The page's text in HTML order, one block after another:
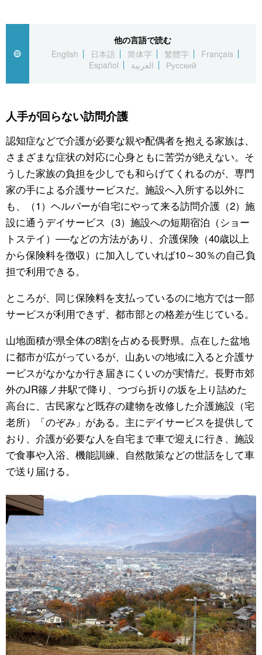
公式SNS
他の言語で読む
English
日本語 简体字 繁體字
Français
Español
العربية Русский
人手が回らない訪問介護
認知症などで介護が必要な親や配偶者を抱える家族は、
さまざまな症状の対応に心身ともに苦労が絶えない。そ
うした家族の負担を少しでも和らげてくれるのが、専門
家の手による介護サービスだ。施設へ入所する以外に
も、（1）ヘルパーが自宅にやって来る訪問介護（2）施
設に通うデイサービス（3）施設への短期宿泊（ショー
トステイ）──などの方法があり、介護保険（40歳以上
から保険料を徴収）に加入していれば10～30％の自己負
担で利用できる。
ところが、同じ保険料を支払っているのに地方では一部
サービスが利用できず、都市部との格差が生じている。
山地面積が県全体の8割を占める長野県。点在した盆地
に都市が広がっているが、山あいの地域に入ると介護サ
ービスがなかなか行き届きにくいのが実情だ。長野市郊
外のJR篠ノ井駅で降り、つづら折りの坂を上り詰めた
高台に、古民家など既存の建物を改修した介護施設（宅
老所）「のぞみ」がある。主にデイサービスを提供して
おり、介護が必要な人を自宅まで車で迎えに行き、施設
で食事や入浴、機能訓練、自然散策などの世話をして車
で送り届ける。